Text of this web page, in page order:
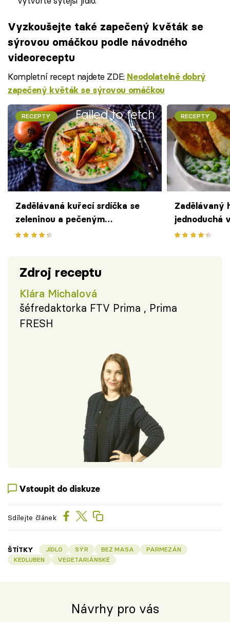
Vyzkoušejte také zapečený květák se
sýrovou omáčkou podle návodného
videoreceptu
Kompletní recept najdete ZDE: Neodolatelně dobrý
zapečený květák se sýrovou omáčkou
Failed to fetch
RECEPTY
Zadělávaná kuřecí srdíčka se
zeleninou a pečeným
bramborem
RECEPTY
Zadělávaný
jednoduchá
Zdroj receptu
Klára Michalová
šéfredaktorka FTV Prima , Prima
FRESH
Vstoupit do diskuze
Sdílejte článek
ŠTÍTKY JÍDLO SÝR BEZ MASA
PARMEZÁN
KEDLUBEN
VEGETARIÁNSKÉ
Návrhy pro vás